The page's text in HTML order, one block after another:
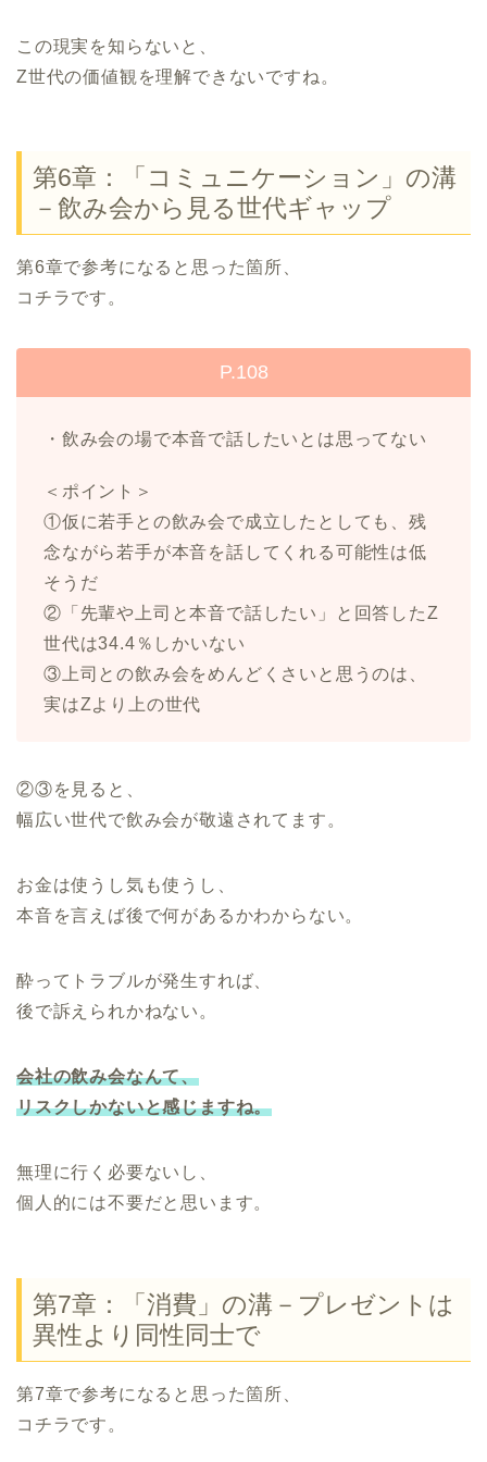
この現実を知らないと、
Z世代の価値観を理解できないですね。
第6章：「コミュニケーション」の溝
－飲み会から見る世代ギャップ
第6章で参考になると思った箇所、
コチラです。
P.108
・飲み会の場で本音で話したいとは思ってない
＜ポイント＞
①仮に若手との飲み会で成立したとしても、残
念ながら若手が本音を話してくれる可能性は低
そうだ
②「先輩や上司と本音で話したい」と回答したZ
世代は34.4％しかいない
③上司との飲み会をめんどくさいと思うのは、
実はZより上の世代
②③を見ると、
幅広い世代で飲み会が敬遠されてます。
お金は使うし気も使うし、
本音を言えば後で何があるかわからない。
酔ってトラブルが発生すれば、
後で訴えられかねない。
会社の飲み会なんて、
リスクしかないと感じますね。
無理に行く必要ないし、
個人的には不要だと思います。
第7章：「消費」の溝－プレゼントは
異性より同性同士で
第7章で参考になると思った箇所、
コチラです。